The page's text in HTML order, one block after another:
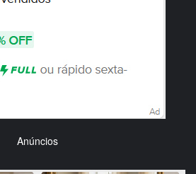
Anúncios